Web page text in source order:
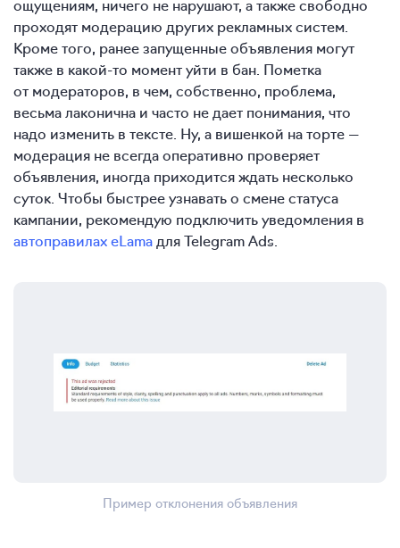
ощущениям, ничего не нарушают, а также свободно
проходят модерацию других рекламных систем.
Кроме того, ранее запущенные объявления могут
также в какой-то момент уйти в бан. Пометка
от модераторов, в чем, собственно, проблема,
весьма лаконична и часто не дает понимания, что
надо изменить в тексте. Ну, а вишенкой на торте —
модерация не всегда оперативно проверяет
объявления, иногда приходится ждать несколько
суток. Чтобы быстрее узнавать о смене статуса
кампании, рекомендую подключить уведомления в
автоправилах eLama для Telegram Ads.
Пример отклонения объявления